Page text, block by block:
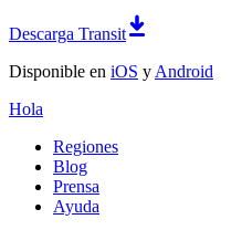
Descarga Transit
Disponible en iOS y Android
Hola
Regiones
Blog
Prensa
Ayuda